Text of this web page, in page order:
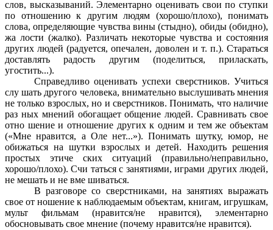
слов, высказываний. Элементарно оценивать свои по ступки
по отношению к другим людям (хорошо/плохо), понимать
слова, определяющие чувства вины (стыдно), обиды (обидно),
жа лости (жалко). Различать некоторые чувства и состояния
других людей (радуется, опечален, доволен и т. п.). Стараться
доставлять радость другим (поделиться, приласкать,
угостить...).
Справедливо оценивать успехи сверстников. Учиться
слу шать другого человека, внимательно выслушивать мнения
не только взрослых, но и сверстников. Понимать, что наличие
раз ных мнений обогащает общение людей. Сравнивать свое
отно шение и отношение других к одним и тем же объектам
(«Мне нравится, а Оле нет...»). Понимать шутку, юмор, не
обижаться на шутки взрослых и детей. Находить решения
простых этиче ских ситуаций (правильно/неправильно,
хорошо/плохо). Счи таться с занятиями, играми других людей,
не мешать и не вме шиваться.
В разговоре со сверстниками, на занятиях выражать
свое от ношение к наблюдаемым объектам, книгам, игрушкам,
мульт фильмам (нравится/не нравится), элементарно
обосновывать свое мнение (почему нравится/не нравится).